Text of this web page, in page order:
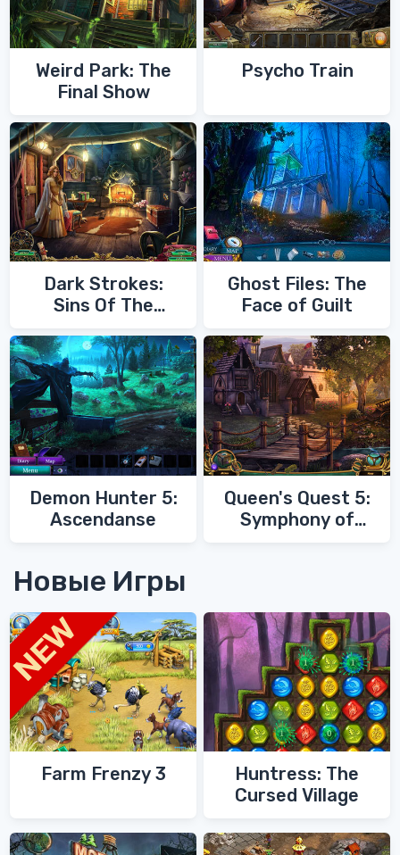
Weird Park: The
Final Show
Psycho Train
Dark Strokes:
Sins Of The
Ghost Files: The
Face of Guilt
Demon Hunter 5:
Ascendanse
Queen's Quest 5:
Symphony of
Новые Игры
Farm Frenzy 3
Huntress: The
Cursed Village